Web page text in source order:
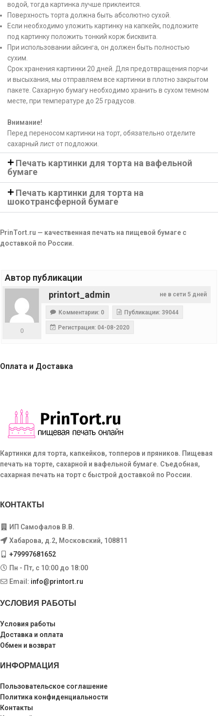
водой, тогда картинка лучше приклеится.
Поверхность торта должна быть абсолютно сухой.
Если необходимо уложить картинку на капкейк, подложите
под картинку положить тонкий корж бисквита.
При использовании айсинга, он должен быть полностью
сухим.
Срок хранения картинки 20 дней. Для предотвращения порчи
и высыхания, мы отправляем все картинки в плотно закрытом
пакете. Сахарную бумагу необходимо хранить в сухом темном
месте, при температуре до 25 градусов.
Внимание!
Перед переносом картинки на торт, обязательно отделите
сахарный лист от подложки.
Печать картинки для торта на вафельной
бумаге
Печать картинки для торта на
шокотрансферной бумаге
PrinTort.ru — качественная печать на пищевой бумаге с
доставкой по России.
Автор публикации
не в сети 5 дней
printort_admin
0
Комментарии: 0 Публикации: 39044
Регистрация: 04-08-2020
Оплата и Доставка
Картинки для торта, капкейков, топперов и пряников. Пищевая
печать на торте, сахарной и вафельной бумаге. Съедобная,
сахарная печать на торт с быстрой доставкой по России.
КОНТАКТЫ
ИП Самофалов В.В.
Хабарова, д.2, Московский, 108811
+79997681652
Пн - Пт, с 10:00 до 18:00
Email: info@printort.ru
УСЛОВИЯ РАБОТЫ
Условия работы
Доставка и оплата
Обмен и возврат
ИНФОРМАЦИЯ
Пользовательское соглашение
Политика конфиденциальности
Контакты